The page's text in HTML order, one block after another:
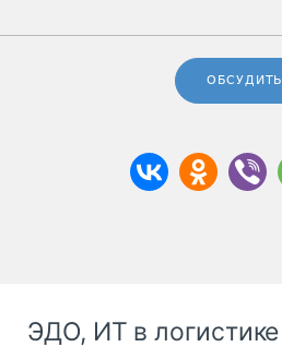
ОБСУДИТЬ
ЭДО, ИТ в логистике